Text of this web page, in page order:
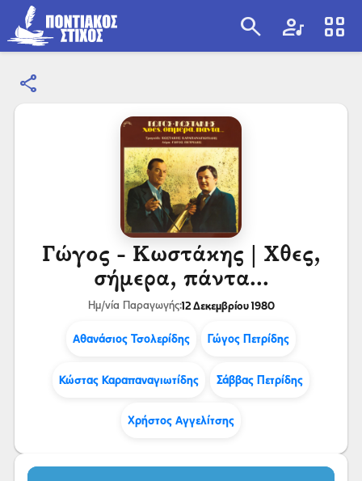
search artist view_cozy
share
Γώγος - Κωστάκης | Χθες,
σήμερα, πάντα...
Ημ/νία Παραγωγής:12 Δεκεμβρίου 1980
Αθανάσιος Τσολερίδης Γώγος Πετρίδης
Κώστας Καραπαναγιωτίδης Σάββας Πετρίδης
Χρήστος Αγγελίτσης